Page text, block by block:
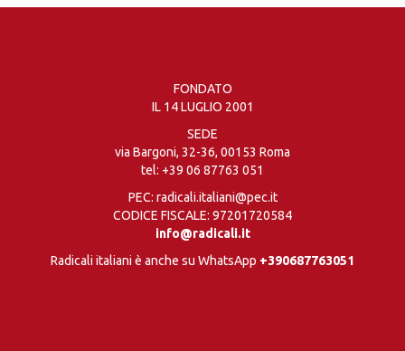
FONDATO
IL 14 LUGLIO 2001
SEDE
via Bargoni, 32-36, 00153 Roma
tel: +39 06 87763 051
PEC: radicali.italiani@pec.it
CODICE FISCALE: 97201720584
info@radicali.it
Radicali italiani è anche su WhatsApp +390687763051